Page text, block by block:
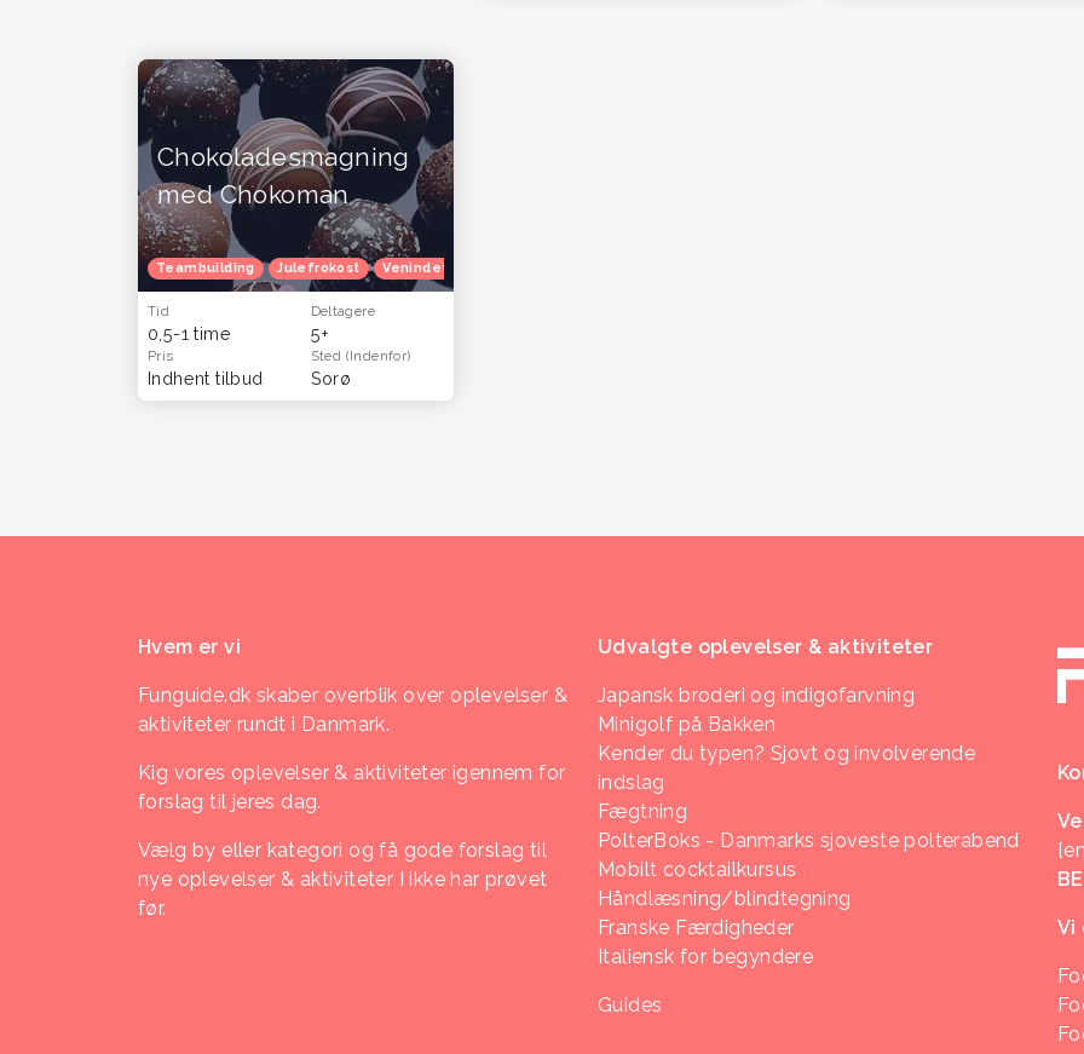
Chokoladesmagning
med Chokoman
Teambuilding Julefrokost Venindetur
Tid
0,5-1 time
Deltagere
5+
Pris
Indhent tilbud
Sted (Indenfor)
Sorø
Hvem er vi
Funguide.dk skaber overblik over oplevelser &
aktiviteter rundt i Danmark.
Kig vores oplevelser & aktiviteter igennem for
forslag til jeres dag.
Vælg by eller kategori og få gode forslag til
nye oplevelser & aktiviteter I ikke har prøvet
før.
Udvalgte oplevelser & aktiviteter
Japansk broderi og indigofarvning
Minigolf på Bakken
Kender du typen? Sjovt og involverende
indslag
Fægtning
PolterBoks - Danmarks sjoveste polterabend
Mobilt cocktailkursus
Håndlæsning/blindtegning
Franske Færdigheder
Italiensk for begyndere
Guides
Vi